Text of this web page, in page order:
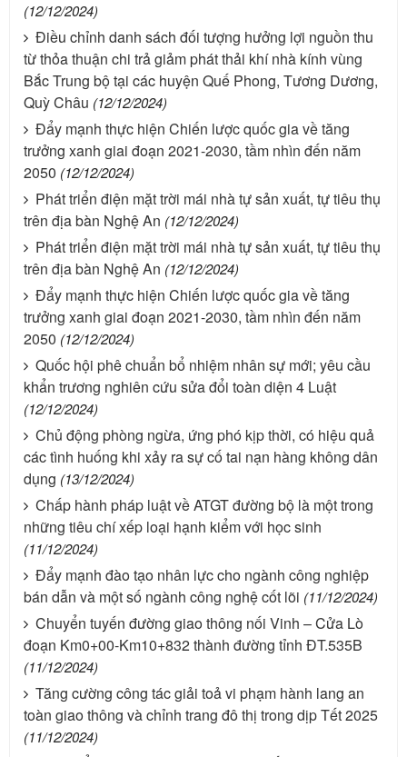
(12/12/2024)
Điều chỉnh danh sách đối tượng hưởng lợi nguồn thu
từ thỏa thuận chi trả giảm phát thải khí nhà kính vùng
Bắc Trung bộ tại các huyện Quế Phong, Tương Dương,
Quỳ Châu (12/12/2024)
Đẩy mạnh thực hiện Chiến lược quốc gia về tăng
trưởng xanh giai đoạn 2021-2030, tầm nhìn đến năm
2050 (12/12/2024)
Phát triển điện mặt trời mái nhà tự sản xuất, tự tiêu thụ
trên địa bàn Nghệ An (12/12/2024)
Phát triển điện mặt trời mái nhà tự sản xuất, tự tiêu thụ
trên địa bàn Nghệ An (12/12/2024)
Đẩy mạnh thực hiện Chiến lược quốc gia về tăng
trưởng xanh giai đoạn 2021-2030, tầm nhìn đến năm
2050 (12/12/2024)
Quốc hội phê chuẩn bổ nhiệm nhân sự mới; yêu cầu
khẩn trương nghiên cứu sửa đổi toàn diện 4 Luật
(12/12/2024)
Chủ động phòng ngừa, ứng phó kịp thời, có hiệu quả
các tình huống khi xảy ra sự cố tai nạn hàng không dân
dụng (13/12/2024)
Chấp hành pháp luật về ATGT đường bộ là một trong
những tiêu chí xếp loại hạnh kiểm với học sinh
(11/12/2024)
Đẩy mạnh đào tạo nhân lực cho ngành công nghiệp
bán dẫn và một số ngành công nghệ cốt lõi (11/12/2024)
Chuyển tuyến đường giao thông nối Vinh – Cửa Lò
đoạn Km0+00-Km10+832 thành đường tỉnh ĐT.535B
(11/12/2024)
Tăng cường công tác giải toả vi phạm hành lang an
toàn giao thông và chỉnh trang đô thị trong dịp Tết 2025
(11/12/2024)